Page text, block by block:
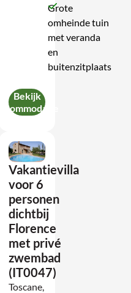
Grote
omheinde tuin
met veranda
en
buitenzitplaats
Bekijk
accommodatie
Vakantievilla
voor 6
personen
dichtbij
Florence
met privé
zwembad
(IT0047)
Toscane,